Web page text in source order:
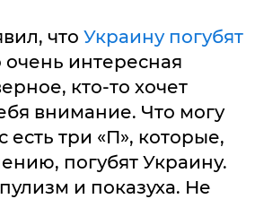
что Украину погубят
очень интересная
кто-то хочет
внимание. Что могу
есть три «П», которые,
погубят Украину.
и показуха. Не